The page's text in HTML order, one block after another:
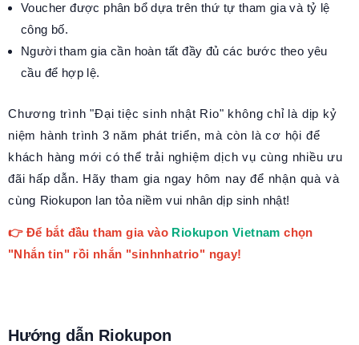
Voucher được phân bổ dựa trên thứ tự tham gia và tỷ lệ
công bố.
Người tham gia cần hoàn tất đầy đủ các bước theo yêu
cầu để hợp lệ.
Chương trình "Đại tiệc sinh nhật Rio" không chỉ là dịp kỷ
niệm hành trình 3 năm phát triển, mà còn là cơ hội để
khách hàng mới có thể trải nghiệm dịch vụ cùng nhiều ưu
đãi hấp dẫn. Hãy tham gia ngay hôm nay để nhận quà và
cùng Riokupon lan tỏa niềm vui nhân dịp sinh nhật!
👉 Để bắt đầu tham gia vào Riokupon Vietnam chọn
"Nhắn tin" rồi nhắn "sinhnhatrio" ngay!
Hướng dẫn Riokupon